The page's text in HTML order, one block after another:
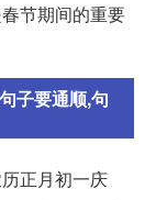
节期间的重要
子要通顺,句
正月初一庆